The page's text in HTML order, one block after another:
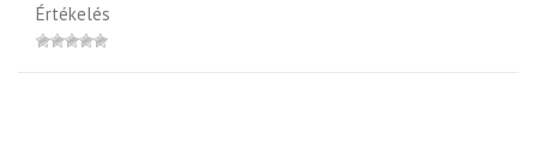
Értékelés